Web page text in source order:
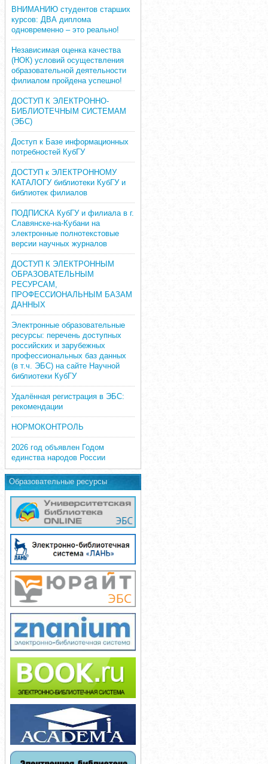
ВНИМАНИЮ студентов старших
курсов: ДВА диплома
одновременно – это реально!
Независимая оценка качества
(НОК) условий осуществления
образовательной деятельности
филиалом пройдена успешно!
ДОСТУП К ЭЛЕКТРОННО-
БИБЛИОТЕЧНЫМ СИСТЕМАМ
(ЭБС)
Доступ к Базе информационных
потребностей КубГУ
ДОСТУП к ЭЛЕКТРОННОМУ
КАТАЛОГУ библиотеки КубГУ и
библиотек филиалов
ПОДПИСКА КубГУ и филиала в г.
Славянске-на-Кубани на
электронные полнотекстовые
версии научных журналов
ДОСТУП К ЭЛЕКТРОННЫМ
ОБРАЗОВАТЕЛЬНЫМ
РЕСУРСАМ,
ПРОФЕССИОНАЛЬНЫМ БАЗАМ
ДАННЫХ
Электронные образовательные
ресурсы: перечень доступных
российских и зарубежных
профессиональных баз данных
(в т.ч. ЭБС) на сайте Научной
библиотеки КубГУ
Удалённая регистрация в ЭБС:
рекомендации
НОРМОКОНТРОЛЬ
2026 год объявлен Годом
единства народов России
Образовательные ресурсы